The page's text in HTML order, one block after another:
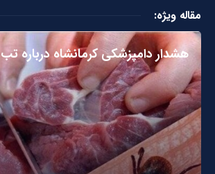
مقاله ویژه:
هشدار دامپزشکی کرمانشاه درباره